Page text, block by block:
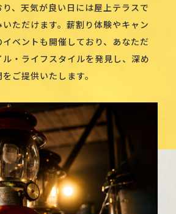
、天気が良い日には屋上テラスで
ただけます。薪割り体験やキャン
ベントも開催しており、あなただ
・ライフスタイルを発見し、深め
ご提供いたします。